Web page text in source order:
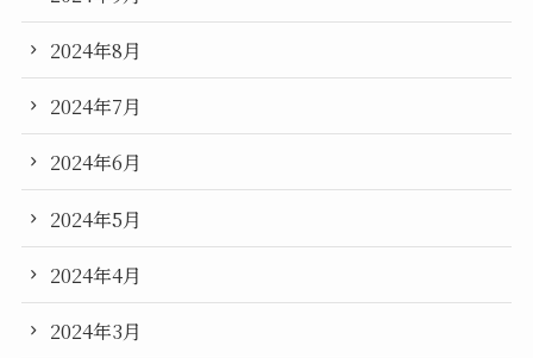
2024年8月
2024年7月
2024年6月
2024年5月
2024年4月
2024年3月